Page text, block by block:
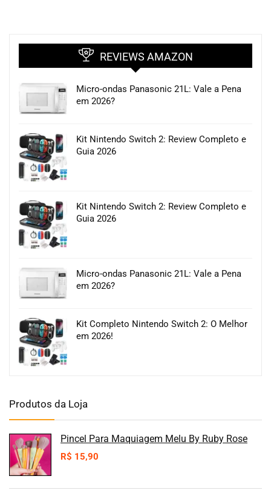
REVIEWS AMAZON
Micro-ondas Panasonic 21L: Vale a Pena
em 2026?
Kit Nintendo Switch 2: Review Completo e
Guia 2026
Kit Nintendo Switch 2: Review Completo e
Guia 2026
Micro-ondas Panasonic 21L: Vale a Pena
em 2026?
Kit Completo Nintendo Switch 2: O Melhor
em 2026!
Produtos da Loja
Pincel Para Maquiagem Melu By Ruby Rose
R$ 15,90